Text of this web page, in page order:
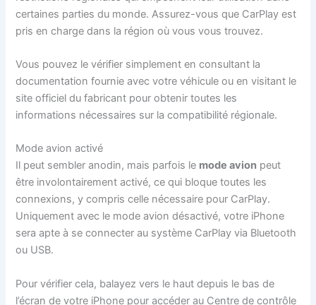
certaines parties du monde. Assurez-vous que CarPlay est
pris en charge dans la région où vous vous trouvez.
Vous pouvez le vérifier simplement en consultant la
documentation fournie avec votre véhicule ou en visitant le
site officiel du fabricant pour obtenir toutes les
informations nécessaires sur la compatibilité régionale.
Mode avion activé
Il peut sembler anodin, mais parfois le mode avion peut
être involontairement activé, ce qui bloque toutes les
connexions, y compris celle nécessaire pour CarPlay.
Uniquement avec le mode avion désactivé, votre iPhone
sera apte à se connecter au système CarPlay via Bluetooth
ou USB.
Pour vérifier cela, balayez vers le haut depuis le bas de
l’écran de votre iPhone pour accéder au Centre de contrôle